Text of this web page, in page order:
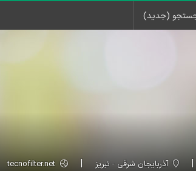
(جدید)
آذربایجان شرقی - تبریز